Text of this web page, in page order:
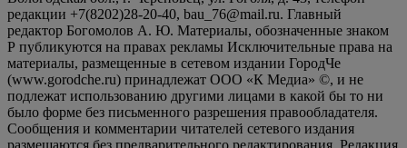
редакции +7(8202)28-20-40, bau_76@mail.ru. Главный
редактор Богомолов А. Ю. Материалы, обозначенные знаком
Р публикуются на правах рекламы Исключительные права на
материалы, размещенные в сетевом издании ГородЧе
(www.gorodche.ru) принадлежат ООО «К Медиа» ©, и не
подлежат использованию другими лицами в какой бы то ни
было форме без письменного разрешения правообладателя.
Сообщения и комментарии читателей сетевого издания
размещаются без предварительного редактирования. Редакция